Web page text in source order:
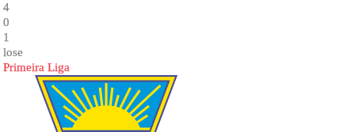
4
0
1
lose
Primeira Liga